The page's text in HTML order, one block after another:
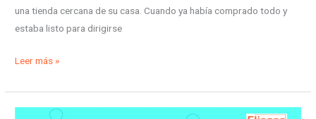
una tienda cercana de su casa. Cuando ya había comprado todo y
estaba listo para dirigirse
Leer más »